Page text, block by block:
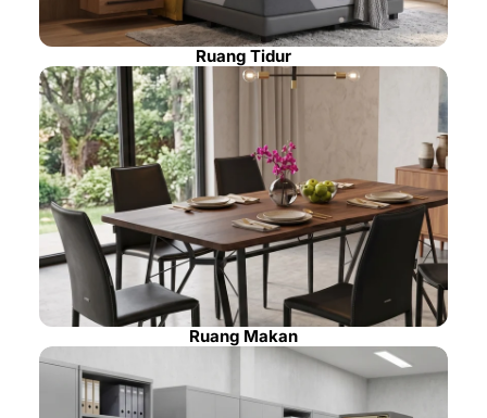
Ruang Tidur
Ruang Makan